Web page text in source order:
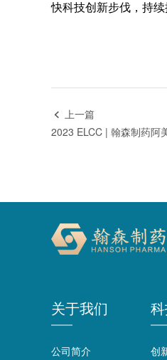
快科技创新步伐，持
 上一篇
关于我们
公司简介 创